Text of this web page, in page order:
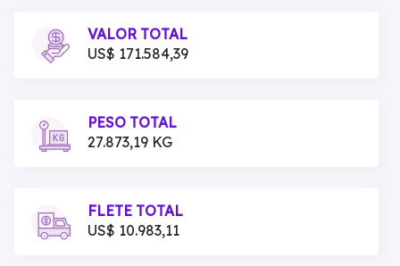
VALOR TOTAL
US$ 171.584,39
PESO TOTAL
27.873,19 KG
FLETE TOTAL
US$ 10.983,11